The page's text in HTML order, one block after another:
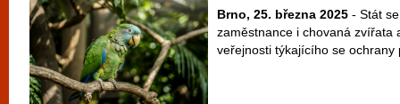
Brno, 25. března 2025 - Stát
zaměstnance i chovaná zvířata
veřejnosti týkajícího se ochrany